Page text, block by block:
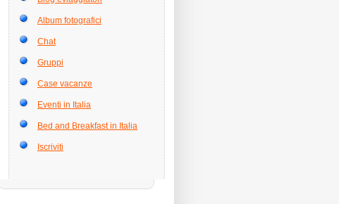
Album fotografici
Chat
Gruppi
Case vacanze
Eventi in Italia
Bed and Breakfast in Italia
Iscriviti